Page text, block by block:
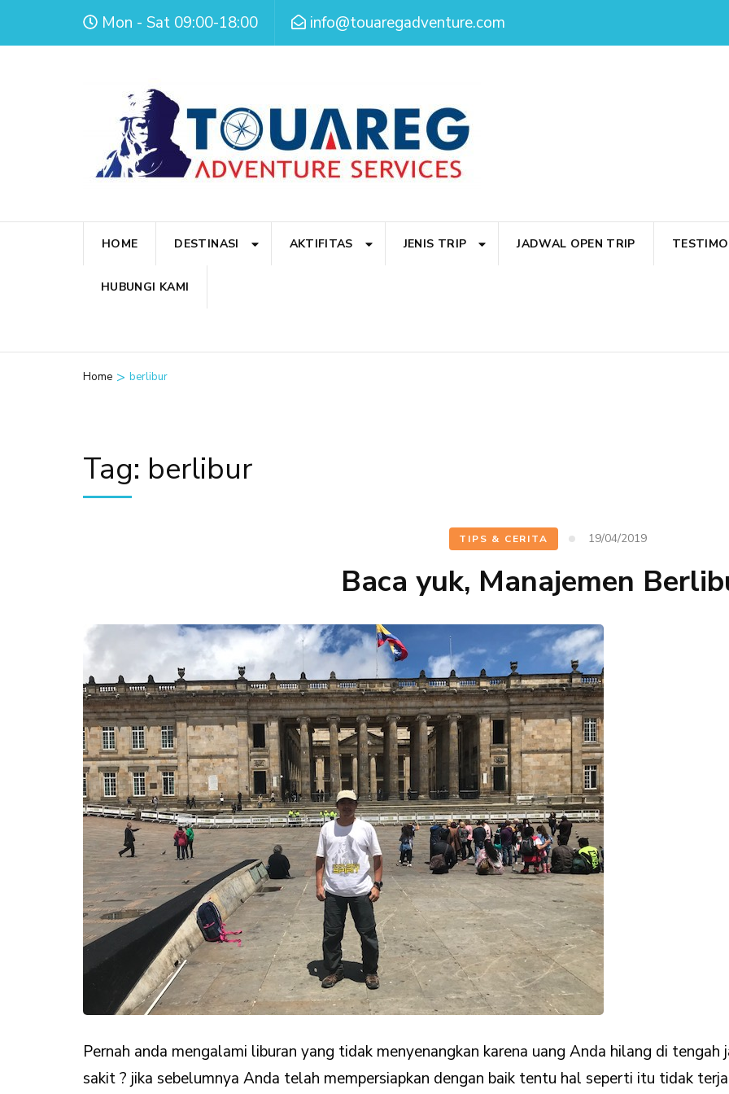
Mon - Sat 09:00-18:00 info@touaregadventure.com
HOME DESTINASI AKTIFITAS JENIS TRIP JADWAL OPEN TRIP
HUBUNGI KAMI
Home > berlibur
Tag: berlibur
TIPS & CERITA 19/04/2019
Baca yuk, Manajemen
Pernah anda mengalami liburan yang tidak menyenangkan karena uang Anda hilang di
sakit ? jika sebelumnya Anda telah mempersiapkan dengan baik tentu hal seperti itu tidak